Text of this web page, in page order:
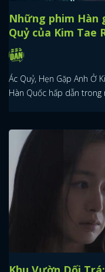
Những phim Hàn
Quỷ của Kim Tae
Ác Quỷ, Hẹn Gặp Anh Ở
Hàn Quốc hấp dẫn